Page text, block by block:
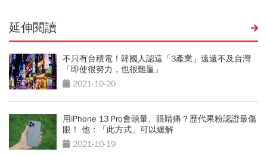
延伸閱讀
不只有台積電！韓國人認這「3產業」遠遠不及台灣
「即使很努力，也很難贏」
2021-10-20
用iPhone 13 Pro會頭暈、眼睛痛？歷代果粉認證最傷
眼！ 他：「此方式」可以緩解
2021-10-19